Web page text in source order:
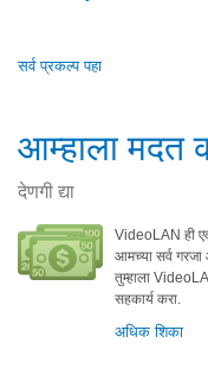
सर्व प्रकल्प पहा
आम्हाला मदत
देणगी द्या
VideoLAN ही
आमच्या सर्व गरजा
तुम्हाला
सहकार्य करा.
अधिक शिका